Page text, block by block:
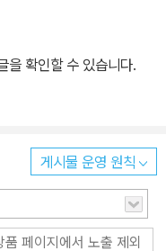
을 확인할 수 있습니다.
게시물 운영 원칙